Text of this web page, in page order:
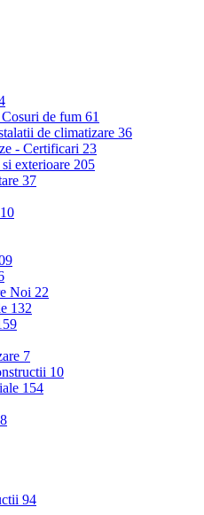
de fum 61
de climatizare 36
- Certificari 23
exterioare 205
37
10
Noi 22
132
7
10
154
94